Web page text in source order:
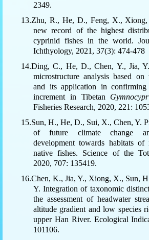
2349.
13.Zhu, R., He, D., Feng, X.,
new record of the highest
cyprinid fishes in the world.
Ichthyology, 2021, 37(3): 474-478
14.Ding, C., He, D., Chen, Y., Jia,
microstructure analysis based
and its application in
increment in Tibetan
Fisheries Research, 2020, 221:
15.Sun, H., He, D., Sui, X., Chen, Y.
of future climate change
development towards habitats
native fishes. Science of the
2020, 707: 135419.
16.Chen, K., Jia, Y., Xiong, X., Sun,
Y. Integration of taxonomic
the assessment of headwater
altitude gradient and low species
upper Han River. Ecological
101106.